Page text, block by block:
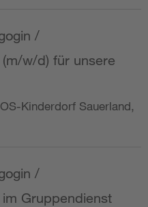
/
w/d) für unsere
Kinderdorf Sauerland,
/
Gruppendienst